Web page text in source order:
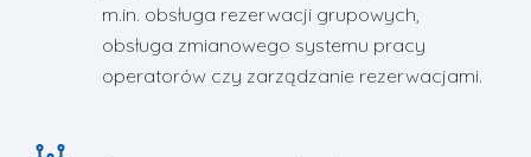
m.in. obsługa rezerwacji grupowych,
obsługa zmianowego systemu pracy
operatorów czy zarządzanie rezerwacjami.